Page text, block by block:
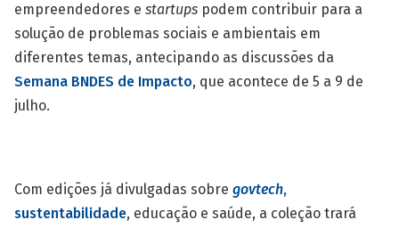
empreendedores e startups podem contribuir para a
solução de problemas sociais e ambientais em
diferentes temas, antecipando as discussões da
Semana BNDES de Impacto, que acontece de 5 a 9 de
julho.
Com edições já divulgadas sobre govtech,
sustentabilidade, educação e saúde, a coleção trará